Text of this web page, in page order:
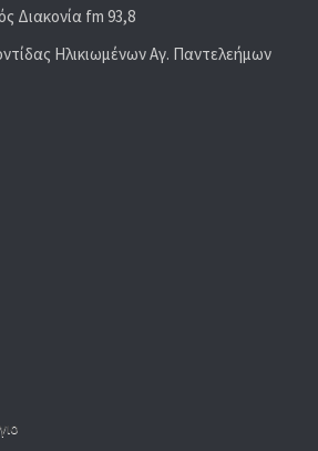
Διακονία fm 93,8
Ηλικιωμένων Αγ. Παντελεήμων